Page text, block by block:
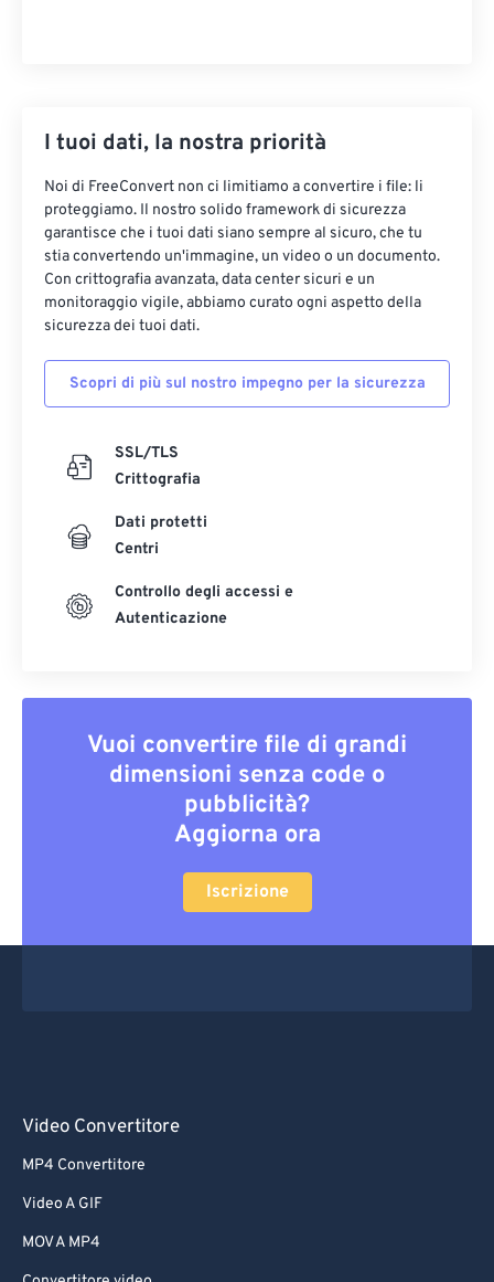
I tuoi dati, la nostra priorità
Noi di FreeConvert non ci limitiamo a convertire i file: li
proteggiamo. Il nostro solido framework di sicurezza
garantisce che i tuoi dati siano sempre al sicuro, che tu
stia convertendo un'immagine, un video o un documento.
Con crittografia avanzata, data center sicuri e un
monitoraggio vigile, abbiamo curato ogni aspetto della
sicurezza dei tuoi dati.
Scopri di più sul nostro impegno per la sicurezza
SSL/TLS
Crittografia
Dati protetti
Centri
Controllo degli accessi e
Autenticazione
Vuoi convertire file di grandi
dimensioni senza code o
pubblicità?
Aggiorna ora
Iscrizione
Video Convertitore
MP4 Convertitore
Video A GIF
MOV A MP4